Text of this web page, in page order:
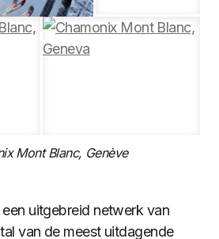
Mont Blanc, Genève
uitgebreid netwerk van
van de meest uitdagende